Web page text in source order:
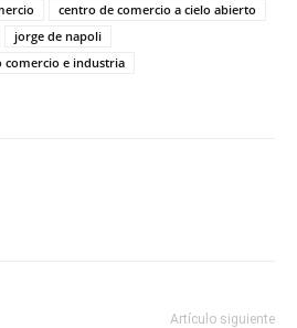
centro de comercio a cielo abierto
jorge de napoli
comercio e industria
Artículo siguiente